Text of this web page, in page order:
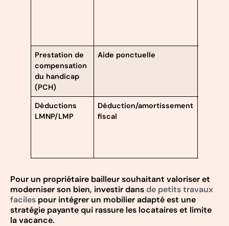
Prestation de
compensation
du handicap
(PCH)
Aide ponctuelle
Déductions
LMNP/LMP
Déduction/amortissement
fiscal
Pour un propriétaire bailleur souhaitant valoriser et
moderniser son bien, investir dansde petits travaux
faciles pour intégrer un mobilier adapté est une
stratégie payante qui rassure les locataires et limite
la vacance.